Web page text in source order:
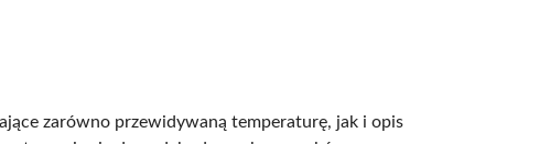
zarówno przewidywaną temperaturę, jak i opis